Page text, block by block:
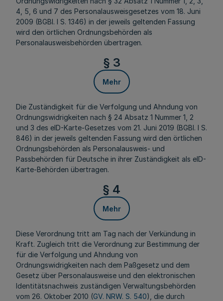
4, 5, 6 und 7 des Personalausweisgesetzes vom 18. Juni
2009 (BGBl. I S. 1346) in der jeweils geltenden Fassung
wird den örtlichen Ordnungsbehörden als
Personalausweisbehörden übertragen.
§ 3
Mehr
Die Zuständigkeit für die Verfolgung und Ahndung von
Ordnungswidrigkeiten nach § 24 Absatz 1 Nummer 1, 2
und 3 des eID-Karte-Gesetzes vom 21. Juni 2019 (BGBl. I S.
846) in der jeweils geltenden Fassung wird den örtlichen
Ordnungsbehörden als Personalausweis- und
Passbehörden für Deutsche in ihrer Zuständigkeit als eID-
Karte-Behörden übertragen.
§ 4
Mehr
Diese Verordnung tritt am Tag nach der Verkündung in
Kraft. Zugleich tritt die Verordnung zur Bestimmung der
für die Verfolgung und Ahndung von
Ordnungswidrigkeiten nach dem Paßgesetz und dem
Gesetz über Personalausweise und den elektronischen
Identitätsnachweis zuständigen Verwaltungsbehörden
vom 26. Oktober 2010 (GV. NRW. S. 540), die durch